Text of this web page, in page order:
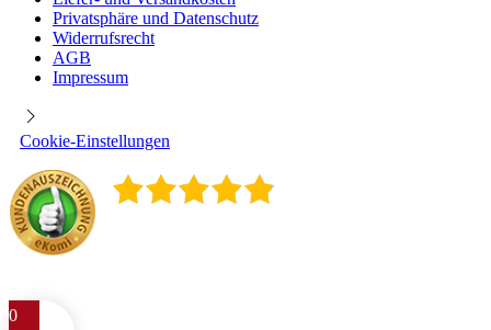
Privatsphäre und Datenschutz
Widerrufsrecht
AGB
Impressum
Cookie-Einstellungen
0